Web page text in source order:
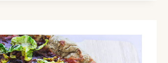
SIN
HORNO